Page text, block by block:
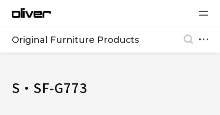
Original Furniture Products
S・SF-G773